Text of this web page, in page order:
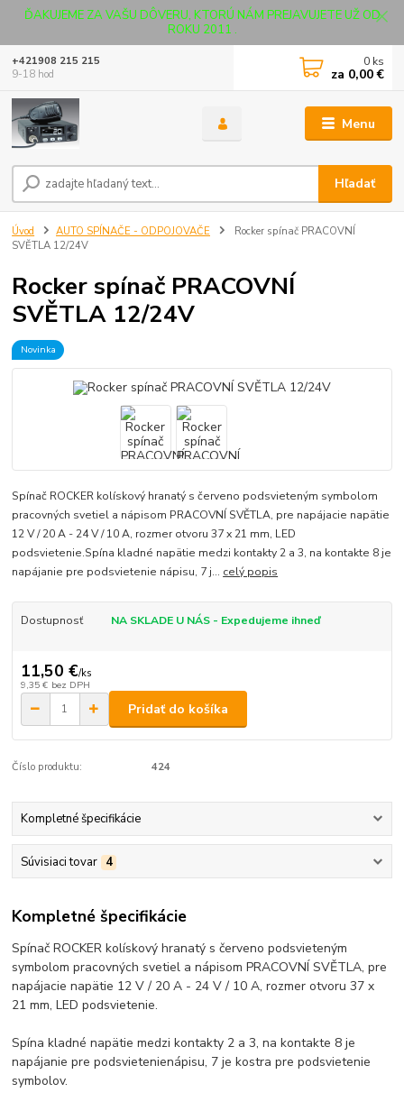
ĎAKUJEME ZA VAŠU DÔVERU, KTORÚ NÁM PREJAVUJETE UŽ OD
ROKU 2011 .
Menu
Hľadať
+421908 215 215
9-18 hod
0 ks
za 0,00 €
Úvod AUTO SPÍNAČE - ODPOJOVAČE
Rocker spínač PRACOVNÍ
SVĚTLA 12/24V
Rocker spínač PRACOVNÍ
SVĚTLA 12/24V
Novinka
Spínač ROCKER kolískový hranatý s červeno podsvieteným symbolom
pracovných svetiel a nápisom PRACOVNÍ SVĚTLA, pre napájacie napätie
12 V / 20 A - 24 V / 10 A, rozmer otvoru 37 x 21 mm, LED
podsvietenie.Spína kladné napätie medzi kontakty 2 a 3, na kontakte 8 je
napájanie pre podsvietenie nápisu, 7 j... celý popis
Dostupnosť NA SKLADE U NÁS - Expedujeme ihneď
11,50 €/ks
9,35 € bez DPH
Pridať do košíka
Číslo produktu: 424
Kompletné špecifikácie
Súvisiaci tovar 4
Kompletné špecifikácie
Spínač ROCKER kolískový hranatý s červeno podsvieteným
symbolom pracovných svetiel a nápisom PRACOVNÍ SVĚTLA, pre
napájacie napätie 12 V / 20 A - 24 V / 10 A, rozmer otvoru 37 x
21 mm, LED podsvietenie.
Spínakladné napätie medzi kontakty 2 a 3, na kontakte 8 je
napájanie prepodsvietenienápisu, 7 je kostra pre podsvietenie
symbolov.